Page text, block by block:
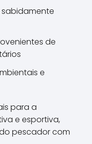
sabidamente
de
e
para a
e esportiva,
pescador com